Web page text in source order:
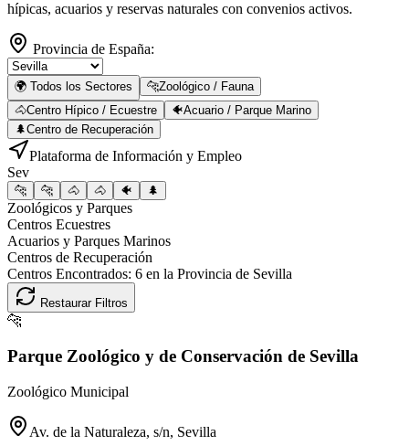
hípicas, acuarios y reservas naturales con convenios activos.
Provincia de España:
🌍 Todos los Sectores 🐆Zoológico / Fauna
🐴Centro Hípico / Ecuestre 🐠Acuario / Parque Marino
🌲Centro de Recuperación
Plataforma de Información y Empleo
Sev
🐆 🐆 🐴 🐴 🐠 🌲
Zoológicos y Parques
Centros Ecuestres
Acuarios y Parques Marinos
Centros de Recuperación
Centros Encontrados: 6 en la Provincia de Sevilla
Restaurar Filtros
🐆
Parque Zoológico y de Conservación de Sevilla
Zoológico Municipal
Av. de la Naturaleza, s/n, Sevilla